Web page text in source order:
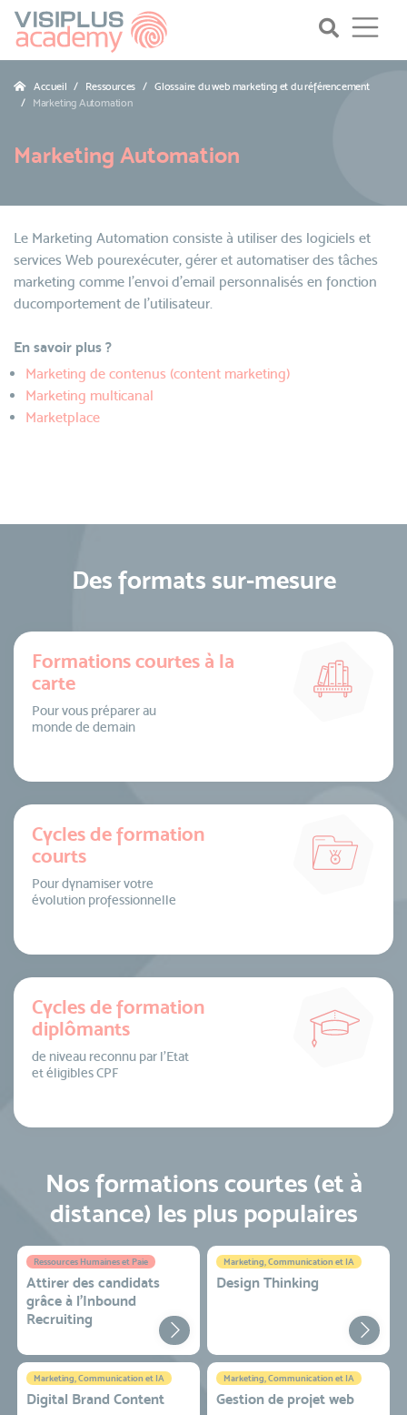
Accueil Ressources
Glossaire du web marketing et du référencement
Marketing Automation
Marketing Automation
Le Marketing Automation consiste à utiliser des logiciels et
services Web pourexécuter, gérer et automatiser des tâches
marketing comme l'envoi d'email personnalisés en fonction
ducomportement de l'utilisateur.
En savoir plus ?
Marketing de contenus (content marketing)
Marketing multicanal
Marketplace
Des formats sur-mesure
Formations courtes à la
carte
Pour vous préparer au
monde de demain
Cycles de formation
courts
Pour dynamiser votre
évolution professionnelle
Cycles de formation
diplômants
de niveau reconnu par l’Etat
et éligibles CPF
Nos formations courtes (et à
distance) les plus populaires
Ressources Humaines et Paie
Attirer des candidats
grâce à l’Inbound
Recruiting
Marketing, Communication et IA
Design Thinking
Marketing, Communication et IA
Digital Brand Content
Marketing, Communication et IA
Gestion de projet web